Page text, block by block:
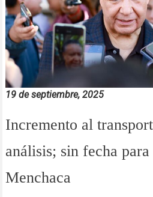
19 de septiembre, 2025
Incremento al
análisis; sin fecha para
Menchaca